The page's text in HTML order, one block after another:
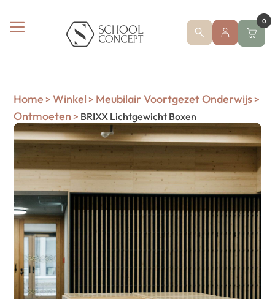
0
Home > Winkel > Meubilair Voortgezet Onderwijs>
Ontmoeten > BRIXX Lichtgewicht Boxen